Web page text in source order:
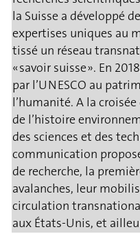
la Suisse a développé
expertises uniques au
tissé un réseau
« savoir suisse ». En
par l’UNESCO au
l’humanité. A la
de l’histoire
des sciences et des
communication
de recherche, la
avalanches, leur
circulation
aux États-Unis, et